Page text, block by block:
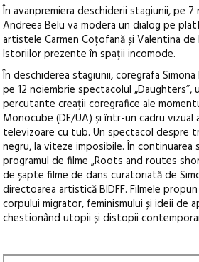
În avanpremiera deschiderii stagiunii, pe
Andreea Belu va modera un dialog pe
artistele Carmen Coțofană și Valentina de
Istoriilor prezente în spații incomode.
În deschiderea stagiunii, coregrafa
pe 12 noiembrie spectacolul „Daughters”,
percutante creații coregrafice ale
Monocube (DE/UA) și într-un cadru vizual
televizoare cu tub. Un spectacol despre
negru, la viteze imposibile. În continuarea
programul de filme „Roots and routes
de șapte filme de dans curatoriată de
directoarea artistică BIDFF. Filmele
corpului migrator, feminismului și ideii de
chestionând utopii și distopii